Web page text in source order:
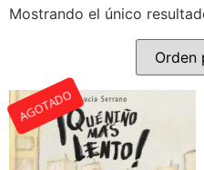
Mostrando el único
AGOTADO